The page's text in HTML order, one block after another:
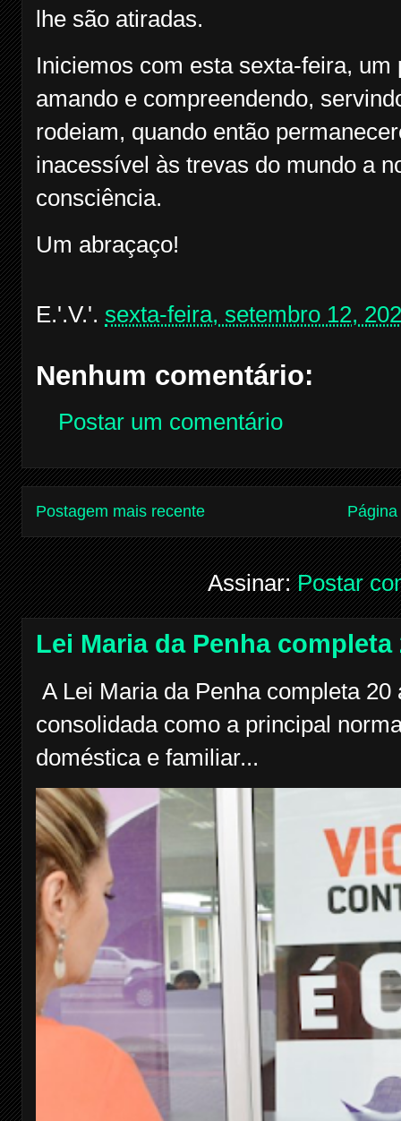
lhe são atiradas.
Iniciemos com esta sexta-feira,
amando e compreendendo,
rodeiam, quando então
inacessível às trevas do mundo a
consciência.
Um abraçaço!
E.'.V.'. sexta-feira, setembro 12,
Nenhum comentário:
Postar um comentário
Postagem mais recente
Assinar:Postar
Lei Maria da Penha completa
A Lei Maria da Penha completa
consolidada como a principal
doméstica e familiar...